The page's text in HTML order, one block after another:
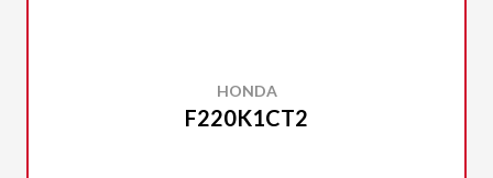
HONDA
F220K1CT2